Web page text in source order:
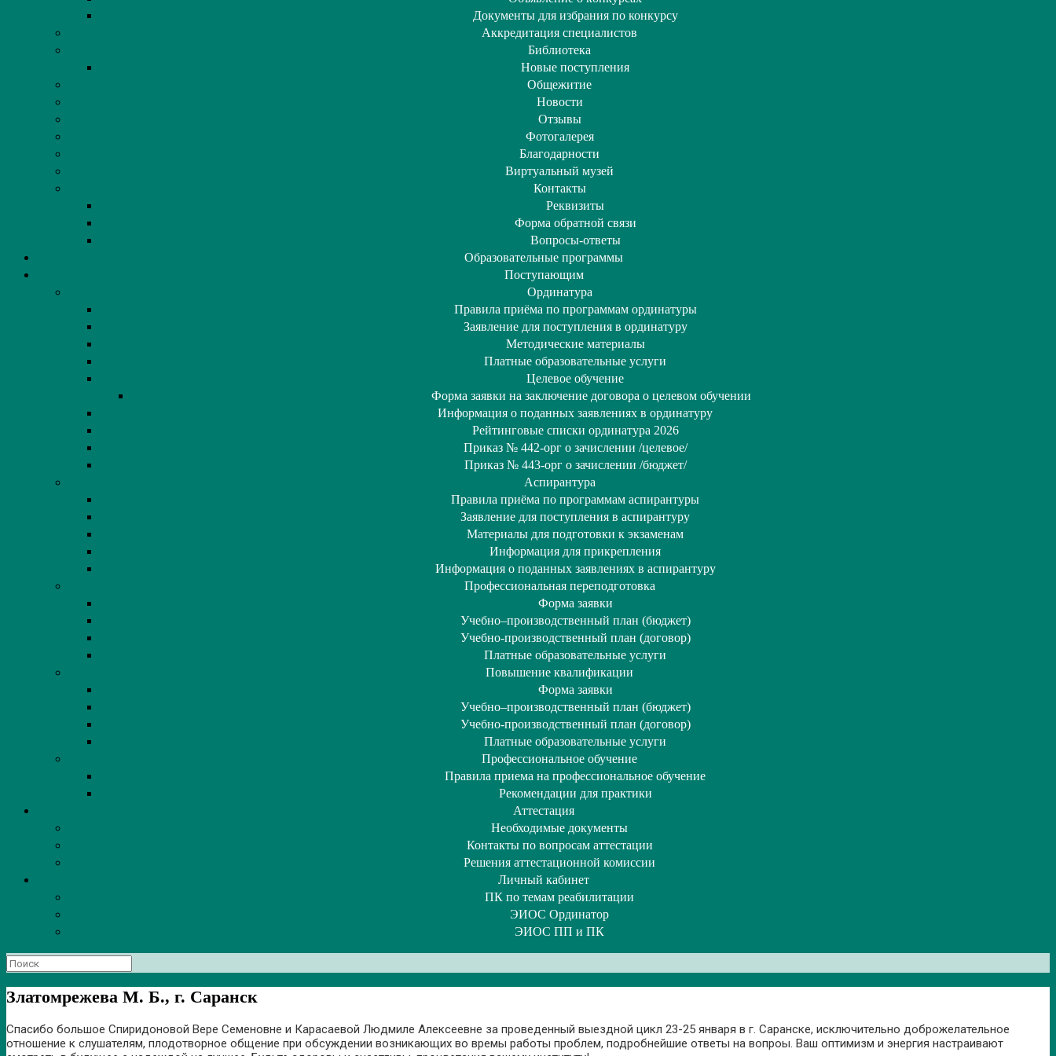
Документы для избрания по конкурсу
Аккредитация специалистов
Библиотека
Новые поступления
Общежитие
Новости
Отзывы
Фотогалерея
Благодарности
Виртуальный музей
Контакты
Реквизиты
Форма обратной связи
Вопросы-ответы
Образовательные программы
Поступающим
Ординатура
Правила приёма по программам ординатуры
Заявление для поступления в ординатуру
Методические материалы
Платные образовательные услуги
Целевое обучение
Форма заявки на заключение договора о целевом обучении
Информация о поданных заявлениях в ординатуру
Рейтинговые списки ординатура 2026
Приказ № 442-орг о зачислении /целевое/
Приказ № 443-орг о зачислении /бюджет/
Аспирантура
Правила приёма по программам аспирантуры
Заявление для поступления в аспирантуру
Материалы для подготовки к экзаменам
Информация для прикрепления
Информация о поданных заявлениях в аспирантуру
Профессиональная переподготовка
Форма заявки
Учебно–производственный план (бюджет)
Учебно-производственный план (договор)
Платные образовательные услуги
Повышение квалификации
Форма заявки
Учебно–производственный план (бюджет)
Учебно-производственный план (договор)
Платные образовательные услуги
Профессиональное обучение
Правила приема на профессиональное обучение
Рекомендации для практики
Аттестация
Необходимые документы
Контакты по вопросам аттестации
Решения аттестационной комиссии
Личный кабинет
ПК по темам реабилитации
ЭИОС Ординатор
ЭИОС ПП и ПК
Поиск
по:
Златомрежева М. Б., г. Саранск
Спасибо большое Спиридоновой Вере Семеновне и Карасаевой Людмиле Алексеевне за проведенный выездной цикл 23-25 января в г. Саранске, исключительно доброжелательное
отношение к слушателям, плодотворное общение при обсуждении возникающих во времы работы проблем, подробнейшие ответы на вопроы. Ваш оптимизм и энергия настраивают